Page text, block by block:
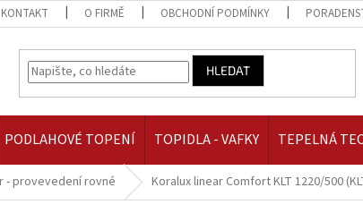
KONTAKT O FIRMĚ OBCHODNÍ PODMÍNKY
HLEDAT
PODLAHOVÉ TOPENÍ TOPIDLA - VAFKY TEPELNÁ
- provevedení rovné Koralux linear Comfort KLT 1220/500